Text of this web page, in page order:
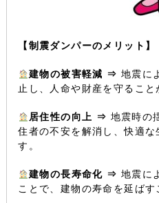
【制震ダンパーのメリット】
建物の被害軽減 ⇒地震に
止し、人命や財産を守ること
居住性の向上 ⇒ 地震時の
住者の不安を解消し、快適な
す。
建物の長寿命化 ⇒地震に
ことで、建物の寿命を延ばす